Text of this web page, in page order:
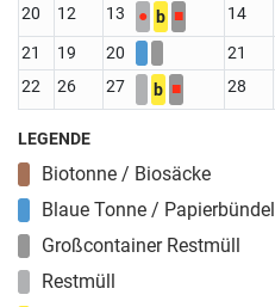
20
12 13 ● b ■ 14
21 19 20 21
22
26 27 b ■ 28
LEGENDE
Biotonne / Biosäcke
Blaue Tonne / Papierbündel
Großcontainer Restmüll
Restmüll